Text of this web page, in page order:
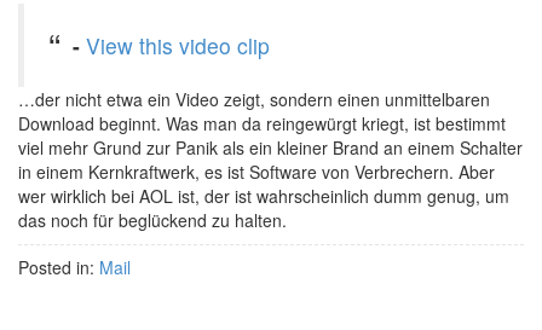
- View this video clip
…der nicht etwa ein Video zeigt, sondern einen unmittelbaren
Download beginnt. Was man da reingewürgt kriegt, ist bestimmt
viel mehr Grund zur Panik als ein kleiner Brand an einem Schalter
in einem Kernkraftwerk, es ist Software von Verbrechern. Aber
wer wirklich bei AOL ist, der ist wahrscheinlich dumm genug, um
das noch für beglückend zu halten.
Posted in: Mail